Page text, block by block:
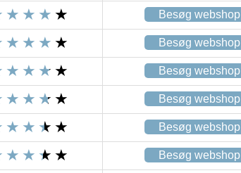
Besøg webshop
Besøg webshop
Besøg webshop
Besøg webshop
Besøg webshop
Besøg webshop